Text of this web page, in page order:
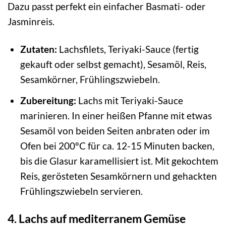
Dazu passt perfekt ein einfacher Basmati- oder
Jasminreis.
Zutaten: Lachsfilets, Teriyaki-Sauce (fertig
gekauft oder selbst gemacht), Sesamöl, Reis,
Sesamkörner, Frühlingszwiebeln.
Zubereitung: Lachs mit Teriyaki-Sauce
marinieren. In einer heißen Pfanne mit etwas
Sesamöl von beiden Seiten anbraten oder im
Ofen bei 200°C für ca. 12-15 Minuten backen,
bis die Glasur karamellisiert ist. Mit gekochtem
Reis, gerösteten Sesamkörnern und gehackten
Frühlingszwiebeln servieren.
4. Lachs auf mediterranem Gemüse